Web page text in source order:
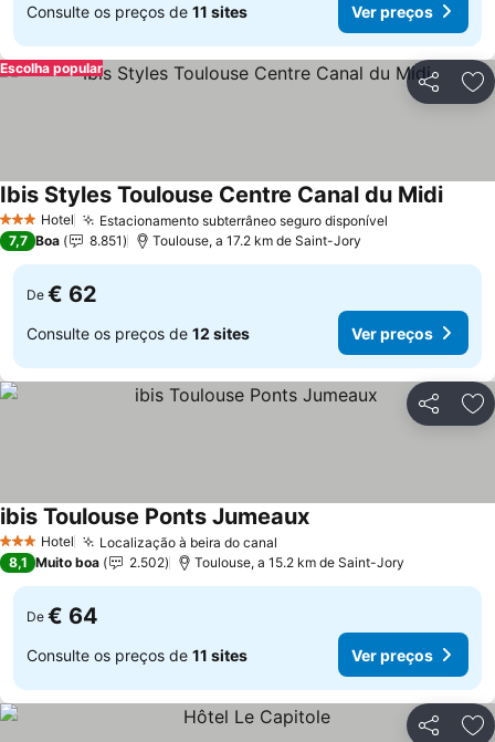
Consulte os preços de 11 sites Ver preços
Partilhar
Escolha popular
3 EstrelasHotel Estacionamento subterrâneo seguro disponível
Ibis Styles Toulouse Centre Canal du MidiVer
7,7 Boa 8.851 Toulouse, a 17.2 km de Saint-Jory
De € 62
Consulte os preços de 12 sites Ver preços
Partilhar
3 EstrelasHotel Localização à beira do canal
ibis Toulouse Ponts JumeauxVer preços
8,1 Muito boa 2.502 Toulouse, a 15.2 km de Saint-Jory
De € 64
Consulte os preços de 11 sites Ver preços
Partilhar